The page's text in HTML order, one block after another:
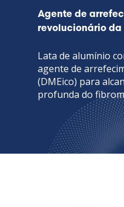
Agente de
revolucionário da
Lata de alumínio
agente de
(DMEico) para
profunda do